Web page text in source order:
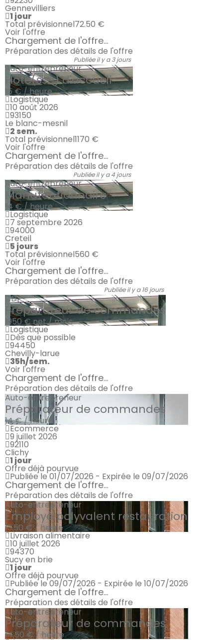
Gennevilliers
1 jour
Total prévisionnel72.50 €
Voir l'offre
Chargement de l'offre...
Préparation des détails de l'offre
Publiée il y a 3 jours
Auto-entrepreneur
Hôte(sse) d'accueil
15 € / heure
Logistique
10 août 2026
93150
Le blanc-mesnil
2 sem.
Total prévisionnel1170 €
Voir l'offre
Chargement de l'offre...
Préparation des détails de l'offre
Publiée il y a 4 jours
Auto-entrepreneur
Manutentionnaire
14 € / heure
Logistique
7 septembre 2026
94000
Creteil
5 jours
Total prévisionnel560 €
Voir l'offre
Chargement de l'offre...
Préparation des détails de l'offre
Publiée il y a 16 jours
CDI
Préparateur de commandes
1950 €net / mois
Logistique
Dès que possible
94450
Chevilly-larue
35h/sem.
Voir l'offre
Chargement de l'offre...
Préparation des détails de l'offre
Auto-entrepreneur
Préparateur de commandes
14 € / heure
Ecommerce
9 juillet 2026
92110
Clichy
1 jour
Offre déjà pourvue
Publiée le 01/07/2026 - Expirée le 09/07/2026
Chargement de l'offre...
Préparation des détails de l'offre
Auto-entrepreneur
Employé polyvalent restauration
13.50 € / heure
Livraison alimentaire
10 juillet 2026
94370
Sucy en brie
1 jour
Offre déjà pourvue
Publiée le 09/07/2026 - Expirée le 10/07/2026
Chargement de l'offre...
Préparation des détails de l'offre
Auto-entrepreneur
Préparateur de commandes
14.50 € / heure